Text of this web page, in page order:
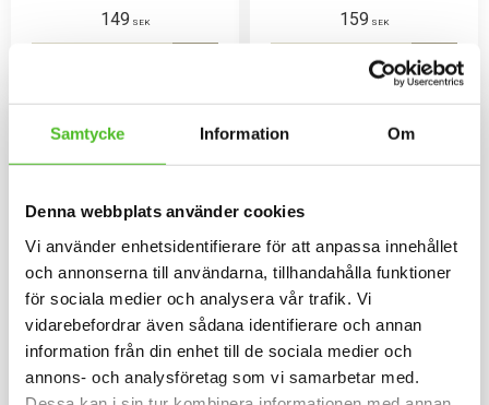
Samtycke Information Om
Denna webbplats använder cookies
Vi använder enhetsidentifierare för att anpassa innehållet
och annonserna till användarna, tillhandahålla funktioner
för sociala medier och analysera vår trafik. Vi
vidarebefordrar även sådana identifierare och annan
information från din enhet till de sociala medier och
annons- och analysföretag som vi samarbetar med.
siluettmotiv av en Hälleforshund.
149 SEK 159 SEK
Lägg
Orange Keps med
Hälleforshund
Pannband med
Hälleforshund